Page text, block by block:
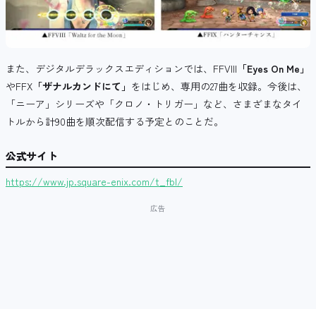
また、デジタルデラックスエディションでは、FFVIII 「Eyes On Me」
やFFX 「ザナルカンドにて」 をはじめ、専用の27曲を収録。今後は、
「ニーア」シリーズや「クロノ・トリガー」など、さまざまなタイ
トルから計90曲を順次配信する予定とのことだ。
公式サイト
https://www.jp.square-enix.com/t_fbl/